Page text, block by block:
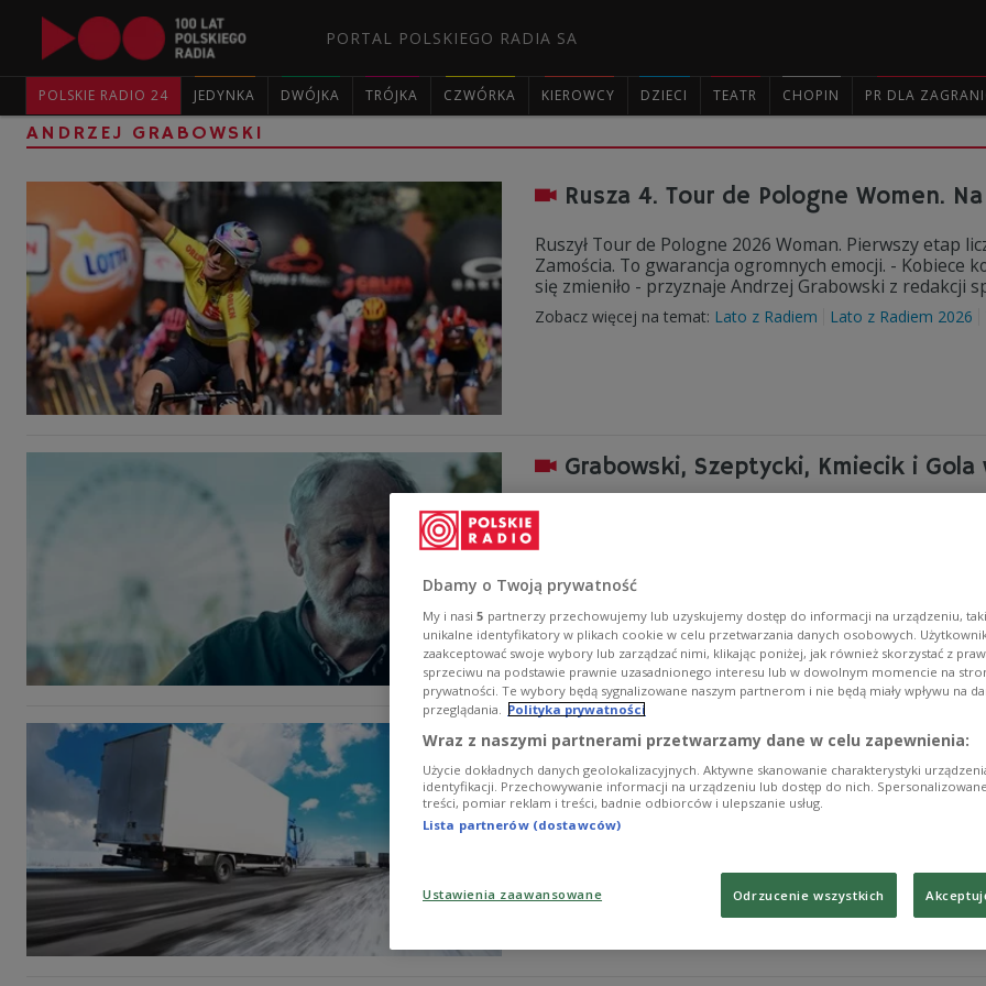
PORTAL POLSKIEGO RADIA SA
POLSKIE RADIO 24 JEDYNKA DWÓJKA TRÓJKA CZWÓRKA KIEROWCY DZIECI TEATR CHOPIN PR DLA
ANDRZEJ GRABOWSKI
Rusza 4. Tour de Pologne Women.
Ruszył Tour de Pologne 2026 Woman. Pierwszy etap
Zamościa. To gwarancja ogromnych emocji. -
się zmieniło - przyznaje Andrzej Grabowski z redakcji
Zobacz więcej na temat: Lato z Radiem Lato z Radiem 2026
Grabowski, Szeptycki, Kmiecik i
"Morfeusz" w reżyserii Macieja Migasa to nowy polski
platformie SkyShowtime. W obsadzie m.in. Andrzej
Kto w święta nie zje pierogów?
W tym szczególnym okresie, kiedy większość z nas
tacy, dla których te dni wcale nie różnią się od innych.
by inni mogli świętować.
Dbamy o Twoją prywatność
My i nasi 5 partnerzy przechowujemy lub uzyskujemy dostęp do informacji na urządzeniu,
unikalne identyfikatory w plikach cookie w celu przetwarzania danych osobowych.
zaakceptować swoje wybory lub zarządzać nimi, klikając poniżej, jak również skorzystać z
sprzeciwu na podstawie prawnie uzasadnionego interesu lub w dowolnym momencie na
prywatności. Te wybory będą sygnalizowane naszym partnerom i nie będą miały wpływu na
przeglądania. Polityka prywatności
Wraz z naszymi partnerami przetwarzamy dane w celu zapewnienia:
Użycie dokładnych danych geolokalizacyjnych. Aktywne skanowanie charakterystyki
identyfikacji. Przechowywanie informacji na urządzeniu lub dostęp do nich.
treści, pomiar reklam i treści, badnie odbiorców i ulepszanie usług.
Lista partnerów (dostawców)
Ustawienia zaawansowane Odrzucenie wszystkich